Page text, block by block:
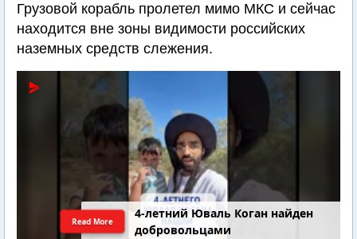
Грузовой корабль пролетел мимо МКС и сейчас
находится вне зоны видимости российских
наземных средств слежения.
4-летний Юваль Коган найден
добровольцами
Read More